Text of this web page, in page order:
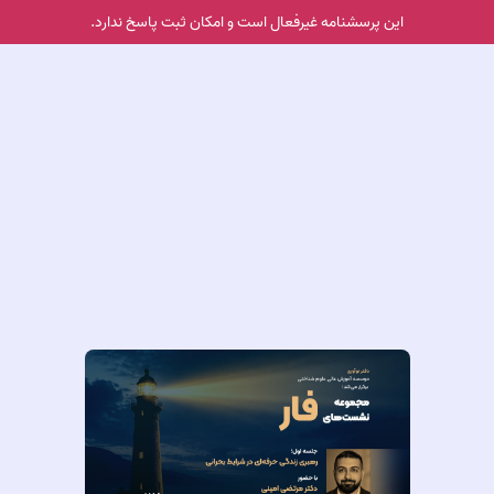
این پرسشنامه غیر‌فعال است و امکان ثبت پاسخ ندارد.